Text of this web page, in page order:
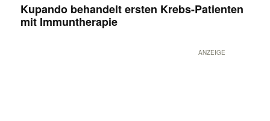
Kupando behandelt ersten Krebs-Patienten
mit Immuntherapie
ANZEIGE